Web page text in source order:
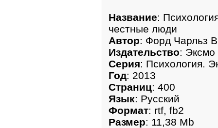
Название:
честные люди
Автор: Форд Чарльз
Издательство: Эксмо
Серия: Психология.
Год: 2013
Страниц: 400
Язык: Русский
Формат: rtf, fb2
Размер: 11,38 Mb